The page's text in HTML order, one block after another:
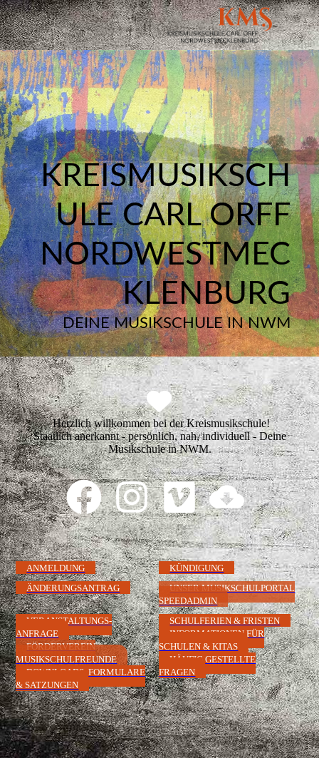
KREISMUSIKSCH
ULE CARL ORFF
NORDWESTMEC
KLENBURG
DEINE MUSIKSCHULE IN NWM
Herzlich willkommen bei der Kreismusikschule!
Staatlich anerkannt - persönlich, nah, individuell - Deine
Musikschule in NWM.
ANMELDUNG
KÜNDIGUNG
ÄNDERUNGSANTRAG
UNSER MUSIKSCHULPORTAL
SPEEDADMIN
VERANSTALTUNGS-
ANFRAGE
FÖRDERVEREIN
MUSIKSCHULFREUNDE
DOWNLOADS, FORMULARE
& SATZUNGEN
SCHULFERIEN & FRISTEN
INFORMATIONEN FÜR
SCHULEN & KITAS
HÄUFIG GESTELLTE
FRAGEN